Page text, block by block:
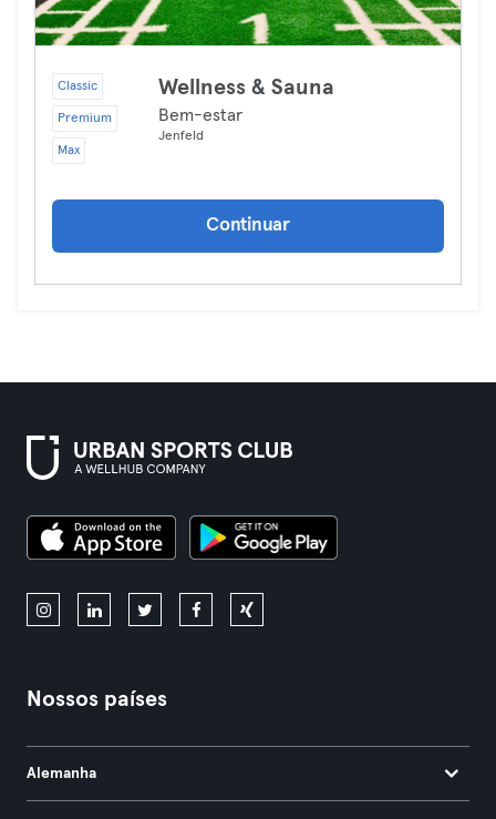
Classic
Premium
Max
Wellness & Sauna
Bem-estar
Jenfeld
Continuar
Nossos países
Alemanha